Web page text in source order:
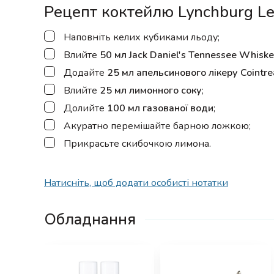
Рецепт коктейлю Lynchburg
▢
Наповніть келих кубиками льоду;
▢
Влийте 50 мл Jack Daniel's Tennessee
▢
Додайте 25 мл апельсинового лікеру
▢
Влийте 25 мл лимонного соку;
▢
Долийте 100 мл газованої води;
▢
Акуратно перемішайте барною ложкою;
▢
Прикрасьте скибочкою лимона.
Натисніть, щоб додати особисті нотатки
Обладнання